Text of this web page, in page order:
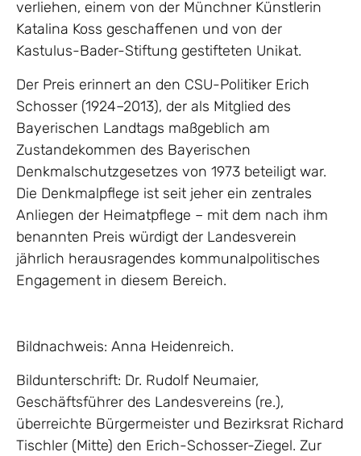
verliehen, einem von der Münchner Künstlerin
Katalina Koss geschaffenen und von der
Kastulus-Bader-Stiftung gestifteten Unikat.
Der Preis erinnert an den CSU-Politiker Erich
Schosser (1924–2013), der als Mitglied des
Bayerischen Landtags maßgeblich am
Zustandekommen des Bayerischen
Denkmalschutzgesetzes von 1973 beteiligt war.
Die Denkmalpflege ist seit jeher ein zentrales
Anliegen der Heimatpflege – mit dem nach ihm
benannten Preis würdigt der Landesverein
jährlich herausragendes kommunalpolitisches
Engagement in diesem Bereich.
Bildnachweis: Anna Heidenreich.
Bildunterschrift: Dr. Rudolf Neumaier,
Geschäftsführer des Landesvereins (re.),
überreichte Bürgermeister und Bezirksrat Richard
Tischler (Mitte) den Erich-Schosser-Ziegel. Zur